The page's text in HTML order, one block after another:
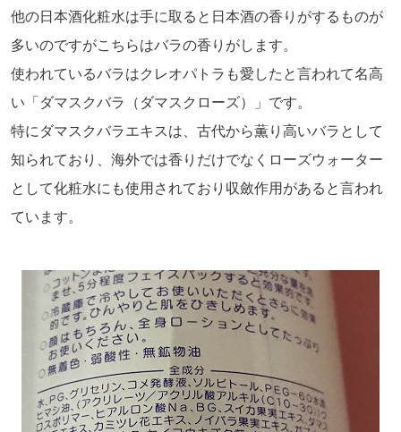
他の日本酒化粧水は手に取ると日本酒の香りがするものが
多いのですがこちらはバラの香りがします。
使われているバラはクレオパトラも愛したと言われて名高
い「ダマスクバラ（ダマスクローズ）」です。
特にダマスクバラエキスは、古代から薫り高いバラとして
知られており、海外では香りだけでなくローズウォーター
として化粧水にも使用されており収斂作用があると言われ
ています。